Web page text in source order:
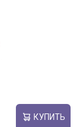
КУПИТЬ